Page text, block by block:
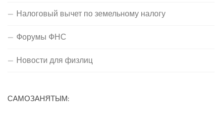
Налоговый вычет по земельному налогу
Форумы ФНС
Новости для физлиц
САМОЗАНЯТЫМ: